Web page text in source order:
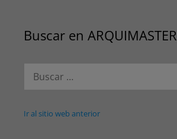
Buscar en ARQUIMASTER
Ir al sitio web anterior